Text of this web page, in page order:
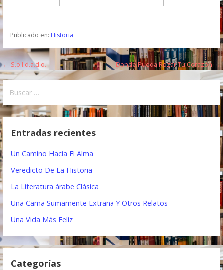
Publicado en: Historia
N
a
v
e
a
ó
d
← S.o.l.d.a.d.o. Donde Pueda Rozar Tu Corazón →
s
Entradas recientes
Un Camino Hacia El Alma
Veredicto De La Historia
La Literatura árabe Clásica
Una Cama Sumamente Extrana Y Otros Relatos
Una Vida Más Feliz
Categorías